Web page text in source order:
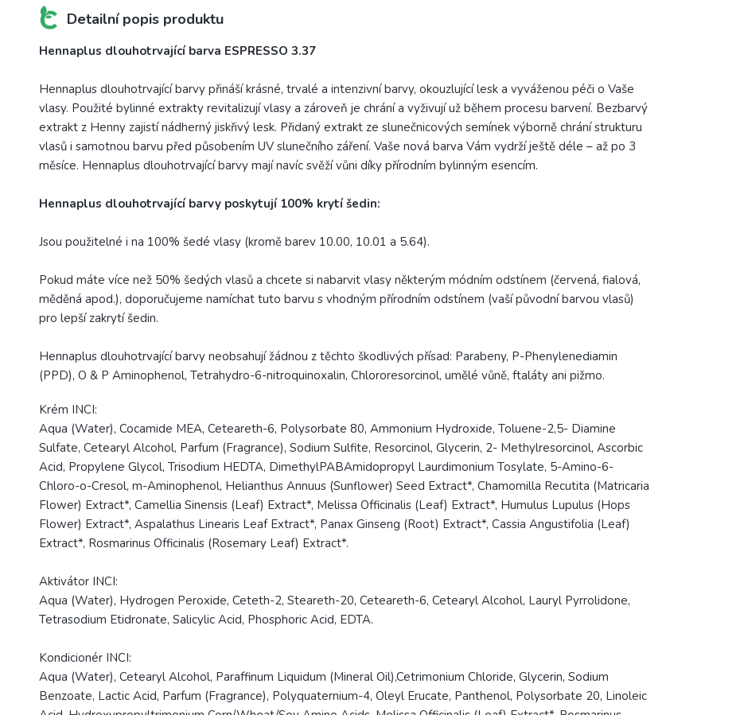
Detailní popis produktu
Hennaplus dlouhotrvající barva ESPRESSO 3.37
Hennaplus dlouhotrvající barvy přináší krásné, trvalé a intenzivní barvy, okouzlující lesk a vyváženou péči o Vaše
vlasy. Použité bylinné extrakty revitalizují vlasy a zároveň je chrání a vyživují už během procesu barvení. Bezbarvý
extrakt z Henny zajistí nádherný jiskřivý lesk. Přidaný extrakt ze slunečnicových semínek výborně chrání strukturu
vlasů i samotnou barvu před působením UV slunečního záření. Vaše nová barva Vám vydrží ještě déle – až po 3
měsíce. Hennaplus dlouhotrvající barvy mají navíc svěží vůni díky přírodním bylinným esencím.
Hennaplus dlouhotrvající barvy poskytují 100% krytí šedin:
Jsou použitelné i na 100% šedé vlasy (kromě barev 10.00, 10.01 a 5.64).
Pokud máte více než 50% šedých vlasů a chcete si nabarvit vlasy některým módním odstínem (červená, fialová,
měděná apod.), doporučujeme namíchat tuto barvu s vhodným přírodním odstínem (vaší původní barvou vlasů)
pro lepší zakrytí šedin.
Hennaplus dlouhotrvající barvy neobsahují žádnou z těchto škodlivých přísad: Parabeny, P-Phenylenediamin
(PPD), O & P Aminophenol, Tetrahydro-6-nitroquinoxalin, Chlororesorcinol, umělé vůně, ftaláty ani pižmo.
Krém INCI:
Aqua (Water), Cocamide MEA, Ceteareth-6, Polysorbate 80, Ammonium Hydroxide, Toluene-2,5- Diamine
Sulfate, Cetearyl Alcohol, Parfum (Fragrance), Sodium Sulfite, Resorcinol, Glycerin, 2- Methylresorcinol, Ascorbic
Acid, Propylene Glycol, Trisodium HEDTA, DimethylPABAmidopropyl Laurdimonium Tosylate, 5-Amino-6-
Chloro-o-Cresol, m-Aminophenol, Helianthus Annuus (Sunflower) Seed Extract*, Chamomilla Recutita (Matricaria
Flower) Extract*, Camellia Sinensis (Leaf) Extract*, Melissa Officinalis (Leaf) Extract*, Humulus Lupulus (Hops
Flower) Extract*, Aspalathus Linearis Leaf Extract*, Panax Ginseng (Root) Extract*, Cassia Angustifolia (Leaf)
Extract*, Rosmarinus Officinalis (Rosemary Leaf) Extract*.
Aktivátor INCI:
Aqua (Water), Hydrogen Peroxide, Ceteth-2, Steareth-20, Ceteareth-6, Cetearyl Alcohol, Lauryl Pyrrolidone,
Tetrasodium Etidronate, Salicylic Acid, Phosphoric Acid, EDTA.
Kondicionér INCI:
Aqua (Water), Cetearyl Alcohol, Paraffinum Liquidum (Mineral Oil),Cetrimonium Chloride, Glycerin, Sodium
Benzoate, Lactic Acid, Parfum (Fragrance), Polyquaternium-4, Oleyl Erucate, Panthenol, Polysorbate 20, Linoleic